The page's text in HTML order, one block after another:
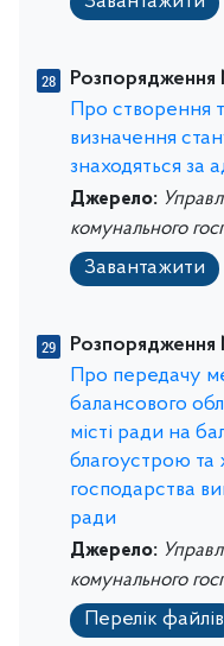
Розпорядження
Про створення
визначення
знаходяться за
Джерело:
комунального
Завантажити
Розпорядження
Про передачу
балансового
місті ради на
благоустрою та
господарства
ради
Джерело:
комунального
Перелік файлів